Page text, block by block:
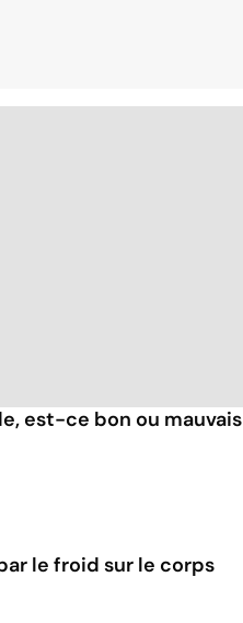
est-ce bon ou mauvais
le froid sur le corps